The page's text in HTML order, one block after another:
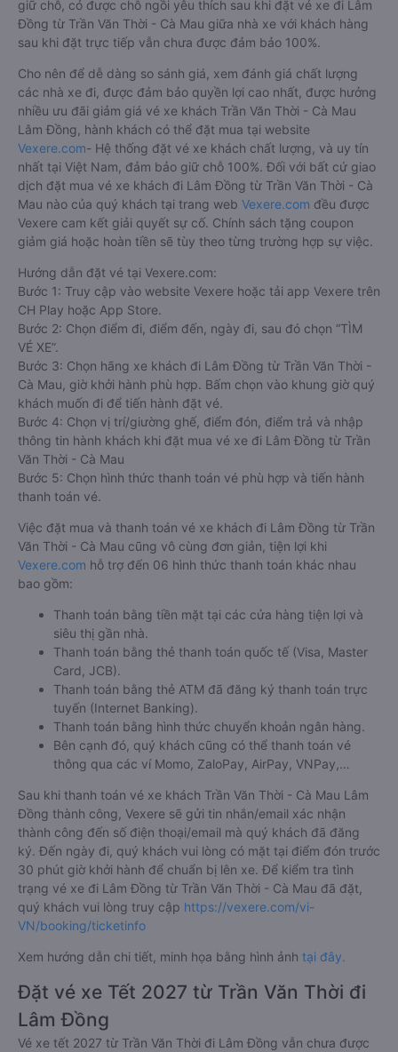
giữ chỗ, có được chỗ ngồi yêu thích sau khi đặt vé xe đi Lâm
Đồng từ Trần Văn Thời - Cà Mau giữa nhà xe với khách hàng
sau khi đặt trực tiếp vẫn chưa được đảm bảo 100%.
Cho nên để dễ dàng so sánh giá, xem đánh giá chất lượng
các nhà xe đi, được đảm bảo quyền lợi cao nhất, được hưởng
nhiều ưu đãi giảm giá vé xe khách Trần Văn Thời - Cà Mau
Lâm Đồng, hành khách có thể đặt mua tại website
Vexere.com- Hệ thống đặt vé xe khách chất lượng, và uy tín
nhất tại Việt Nam, đảm bảo giữ chỗ 100%. Đối với bất cứ giao
dịch đặt mua vé xe khách đi Lâm Đồng từ Trần Văn Thời - Cà
Mau nào của quý khách tại trang web Vexere.com đều được
Vexere cam kết giải quyết sự cố. Chính sách tặng coupon
giảm giá hoặc hoàn tiền sẽ tùy theo từng trường hợp sự việc.
Hướng dẫn đặt vé tại Vexere.com:
Bước 1: Truy cập vào website Vexere hoặc tải app Vexere trên
CH Play hoặc App Store.
Bước 2: Chọn điểm đi, điểm đến, ngày đi, sau đó chọn “TÌM
VÉ XE”.
Bước 3: Chọn hãng xe khách đi Lâm Đồng từ Trần Văn Thời -
Cà Mau, giờ khởi hành phù hợp. Bấm chọn vào khung giờ quý
khách muốn đi để tiến hành đặt vé.
Bước 4: Chọn vị trí/giường ghế, điểm đón, điểm trả và nhập
thông tin hành khách khi đặt mua vé xe đi Lâm Đồng từ Trần
Văn Thời - Cà Mau
Bước 5: Chọn hình thức thanh toán vé phù hợp và tiến hành
thanh toán vé.
Việc đặt mua và thanh toán vé xe khách đi Lâm Đồng từ Trần
Văn Thời - Cà Mau cũng vô cùng đơn giản, tiện lợi khi
Vexere.com hỗ trợ đến 06 hình thức thanh toán khác nhau
bao gồm:
Thanh toán bằng tiền mặt tại các cửa hàng tiện lợi và
siêu thị gần nhà.
Thanh toán bằng thẻ thanh toán quốc tế (Visa, Master
Card, JCB).
Thanh toán bằng thẻ ATM đã đăng ký thanh toán trực
tuyến (Internet Banking).
Thanh toán bằng hình thức chuyển khoản ngân hàng.
Bên cạnh đó, quý khách cũng có thể thanh toán vé
thông qua các ví Momo, ZaloPay, AirPay, VNPay,…
Sau khi thanh toán vé xe khách Trần Văn Thời - Cà Mau Lâm
Đồng thành công, Vexere sẽ gửi tin nhắn/email xác nhận
thành công đến số điện thoại/email mà quý khách đã đăng
ký. Đến ngày đi, quý khách vui lòng có mặt tại điểm đón trước
30 phút giờ khởi hành để chuẩn bị lên xe. Để kiểm tra tình
trạng vé xe đi Lâm Đồng từ Trần Văn Thời - Cà Mau đã đặt,
quý khách vui lòng truy cập https://vexere.com/vi-
VN/booking/ticketinfo
Xem hướng dẫn chi tiết, minh họa bằng hình ảnh tại đây.
Đặt vé xe Tết 2027 từ Trần Văn Thời đi
Lâm Đồng
Vé xe tết 2027 từ Trần Văn Thời đi Lâm Đồng vẫn chưa được